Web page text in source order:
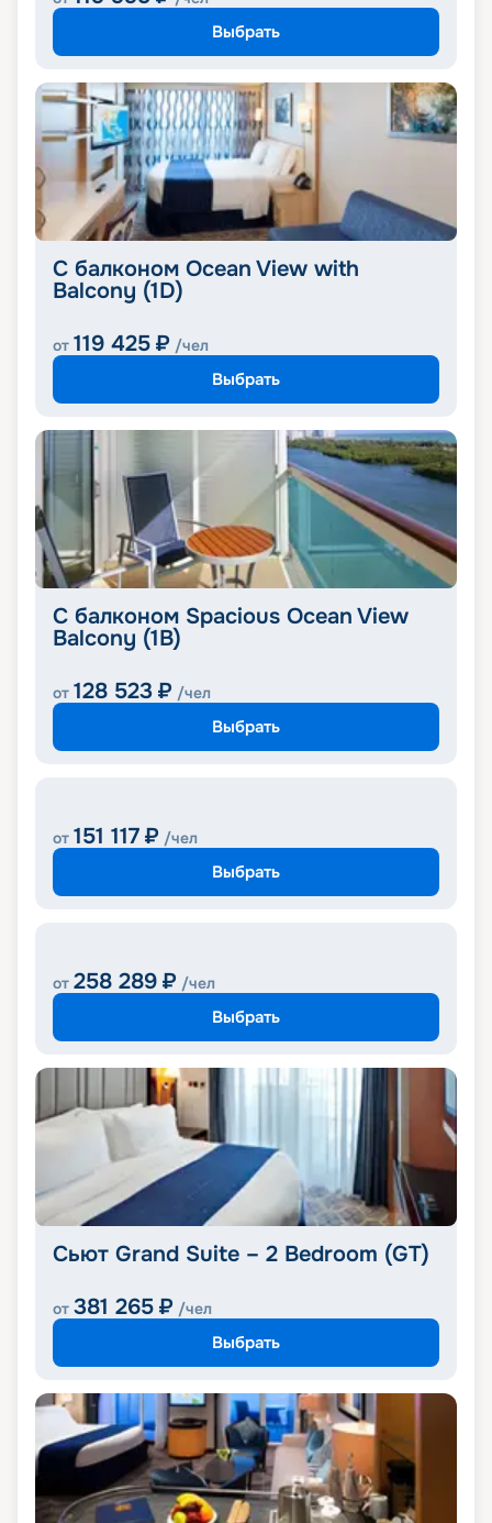
Выбрать
С балконом Ocean View with
Balcony (1D)
от 119 425 ₽ /чел
Выбрать
С балконом Spacious Ocean View
Balcony (1B)
от 128 523 ₽ /чел
Выбрать
от 151 117 ₽ /чел
Выбрать
от 258 289 ₽ /чел
Выбрать
Сьют Grand Suite – 2 Bedroom (GT)
от 381 265 ₽ /чел
Выбрать